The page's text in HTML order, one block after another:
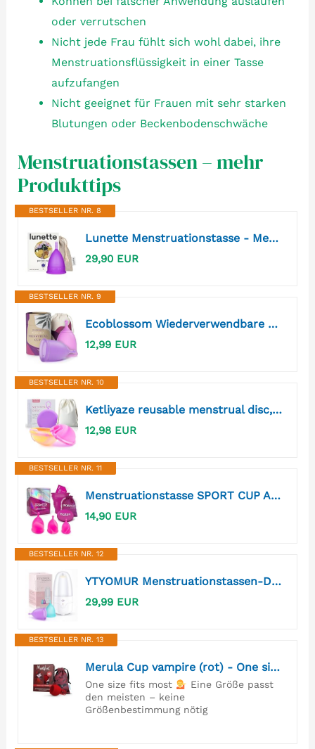
oder verrutschen
Nicht jede Frau fühlt sich wohl dabei, ihre
Menstruationsflüssigkeit in einer Tasse
aufzufangen
Nicht geeignet für Frauen mit sehr starken
Blutungen oder Beckenbodenschwäche
Menstruationstassen – mehr
Produkttips
BESTSELLER NR. 8
Lunette Menstruationstasse - Medizinischem Silikon Periodentasse
29,90 EUR
BESTSELLER NR. 9
Ecoblossom Wiederverwendbare auslaufsichere Menstruationstassen – aus medizinischem Silikon, nachhaltig. 2er-Pack kleine Menstruationstassen, Fassungsvermögen 22 ml
12,99 EUR
BESTSELLER NR. 10
Ketliyaze reusable menstrual disc, flex soft silicone 2er-Pack (S+L)
12,98 EUR
BESTSELLER NR. 11
Menstruationstasse SPORT CUP ALL-IN-ONE SET von BOLTEX MEDICAL. Für AKTIVE FRAUEN. Enthält Sterilisator zur Reinigung, 3 Menstruationstassen SPORT CUP: Größen S, M, L und Aufbewahrungstasche
14,90 EUR
BESTSELLER NR. 12
YTYOMUR Menstruationstassen-Dampfsterilisator mit 2 wiederverwendbaren Menstruationstassen, Periodentassen-Reiniger-Waschset
29,99 EUR
BESTSELLER NR. 13
Merula Cup vampire (rot) - One size Menstruationstasse aus medizinischem Silikon
One size fits most
Eine Größe passt
den meisten – keine
Größenbestimmung nötig